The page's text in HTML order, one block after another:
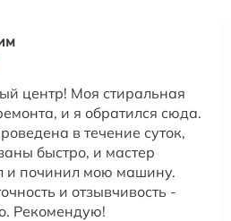
центр! Моя стиральная
и я обратился сюда.
в течение суток,
быстро, и мастер
и починил мою машину.
и отзывчивость -
Рекомендую!